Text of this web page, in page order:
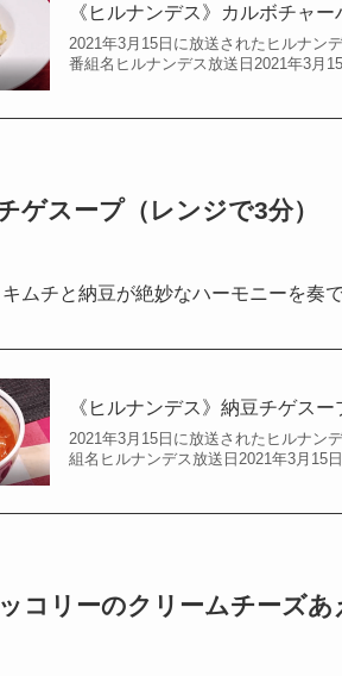
《ヒルナンデス》カルボチャ
2021年3月15日に放送されたヒルナン
番組名ヒルナンデス放送日2021年3月
ゲスープ（ レンジで3分）
ムチと納豆が絶妙なハーモニーを奏
《ヒルナンデス》納豆チゲス
2021年3月15日に放送されたヒルナン
組名ヒルナンデス放送日2021年3月15
コリーのクリームチーズあ